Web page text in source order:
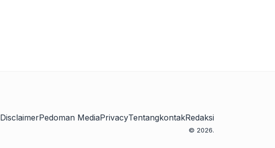
DisclaimerPedoman MediaPrivacyTentangkontakRedaksi
© 2026.